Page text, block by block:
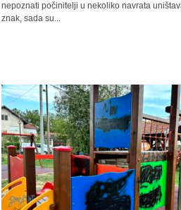
nepoznati počinitelji u nekoliko navrata
znak, sada su...